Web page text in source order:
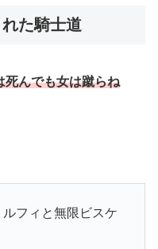
た騎士道
死んでも女は蹴らね
フィと無限ビスケ